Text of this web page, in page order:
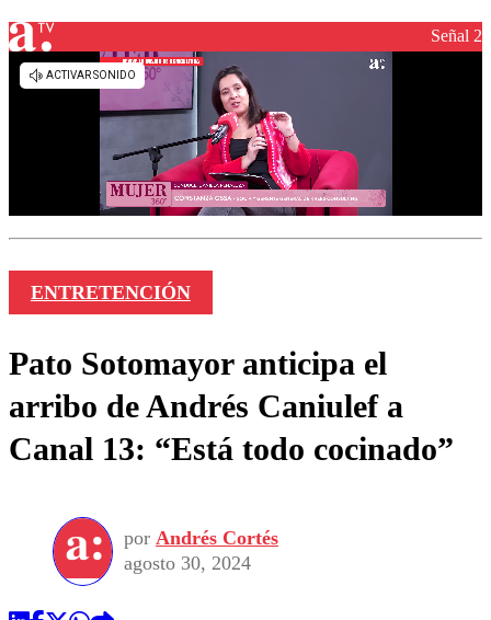
Señal 2
ENTRETENCIÓN
Pato Sotomayor anticipa el
arribo de Andrés Caniulef a
Canal 13: “Está todo cocinado”
por Andrés Cortés
agosto 30, 2024